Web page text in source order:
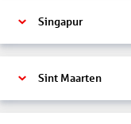
Singapur
Sint Maarten